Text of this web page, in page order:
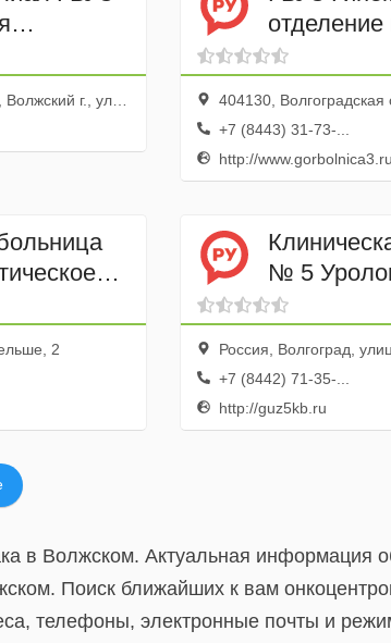
г., ул. Камская, 1
отделение
больницы
404130, Волгоградская обл.,
+7 (8443) 31-73-...
http://www.gorbolnica3.ru
2
№ 5
отделение
Россия, Волгоград,
+7 (8442) 71-35-...
http://guz5kb.ru
в Волжском. Актуальная информация
Поиск ближайших к вам
телефоны, электронные почты и